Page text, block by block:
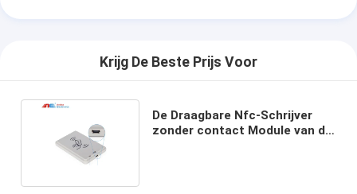
Krijg De Beste Prijs Voor
De Draagbare Nfc-Schrijver
zonder contact Module van de